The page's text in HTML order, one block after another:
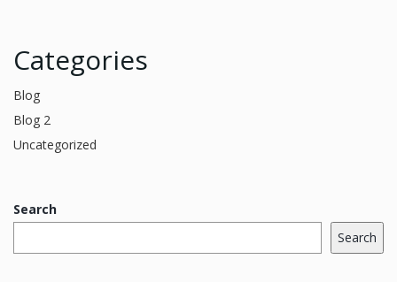
Categories
Blog
Blog 2
Uncategorized
Search
Search